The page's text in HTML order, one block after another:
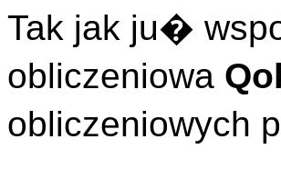
Tak jak ju�
obliczeniowa
obliczeniowych